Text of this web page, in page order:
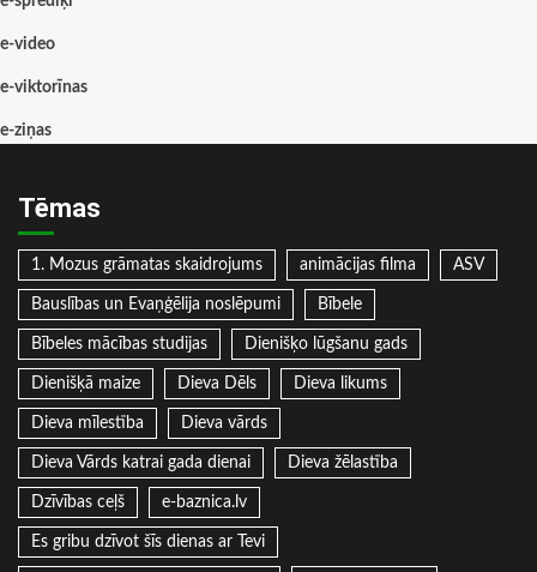
e-video
e-viktorīnas
e-ziņas
Tēmas
1. Mozus grāmatas skaidrojums animācijas filma ASV
Bauslības un Evaņģēlija noslēpumi Bībele
Bībeles mācības studijas Dienišķo lūgšanu gads
Dienišķā maize Dieva Dēls Dieva likums
Dieva mīlestība Dieva vārds
Dieva Vārds katrai gada dienai Dieva žēlastība
Dzīvības ceļš e-baznica.lv
Es gribu dzīvot šīs dienas ar Tevi